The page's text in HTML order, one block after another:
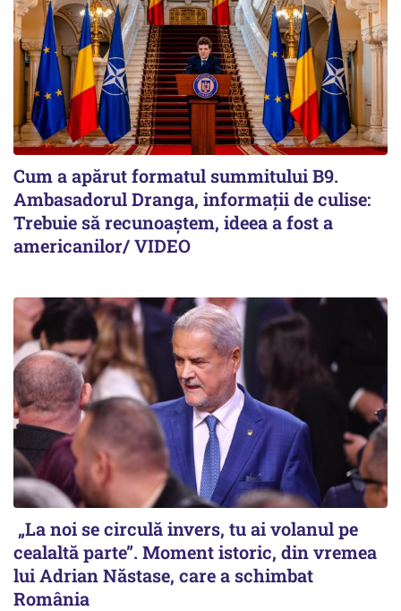
Cum a apărut formatul summitului B9.
Ambasadorul Dranga, informații de culise:
Trebuie să recunoaștem, ideea a fost a
americanilor/ VIDEO
„La noi se circulă invers, tu ai volanul pe
cealaltă parte”. Moment istoric, din vremea
lui Adrian Năstase, care a schimbat
România